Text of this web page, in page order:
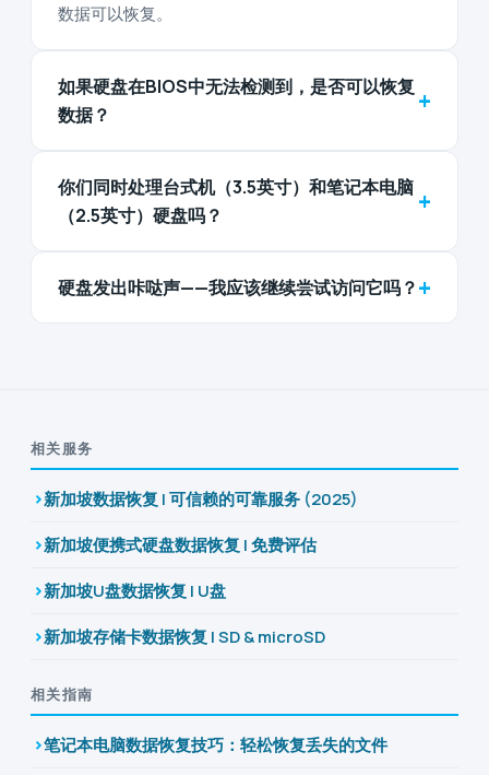
数据可以恢复。
如果硬盘在BIOS中无法检测到，是否可以恢复
数据？
+
你们同时处理台式机（3.5英寸）和笔记本电脑
（2.5英寸）硬盘吗？
+
硬盘发出咔哒声——我应该继续尝试访问它吗？+
相关服务
新加坡数据恢复 | 可信赖的可靠服务 (2025)
新加坡便携式硬盘数据恢复 | 免费评估
新加坡U盘数据恢复 | U盘
新加坡存储卡数据恢复 | SD & microSD
相关指南
笔记本电脑数据恢复技巧：轻松恢复丢失的文件